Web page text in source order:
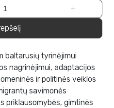
+
baltarusių tyrinėjimui
nagrinėjimui, adaptacijos
ir politinės veiklos
savimonės
priklausomybės, gimtinės